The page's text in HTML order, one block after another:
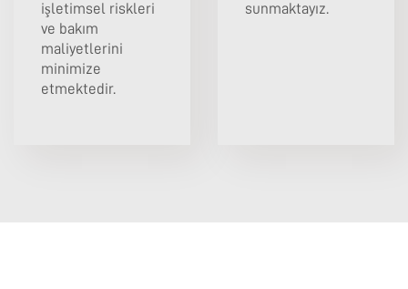
işletimsel riskleri
ve bakım
maliyetlerini
minimize
etmektedir.
sunmaktayız.